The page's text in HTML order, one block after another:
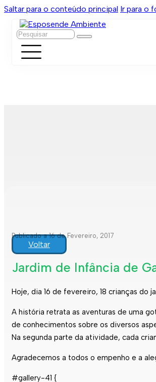
Saltar para o conteúdo principal Ir para o
Pesquisar
Publicado a 16 de Fevereiro, 2017
Voltar
Jardim de Infância de
Hoje, dia 16 de fevereiro, 18 crianças do
A história retrata as aventuras de uma
de conhecimentos sobre os diversos
Na segunda parte da atividade, cada
Agradecemos a todos o empenho e a
#gallery-41 {